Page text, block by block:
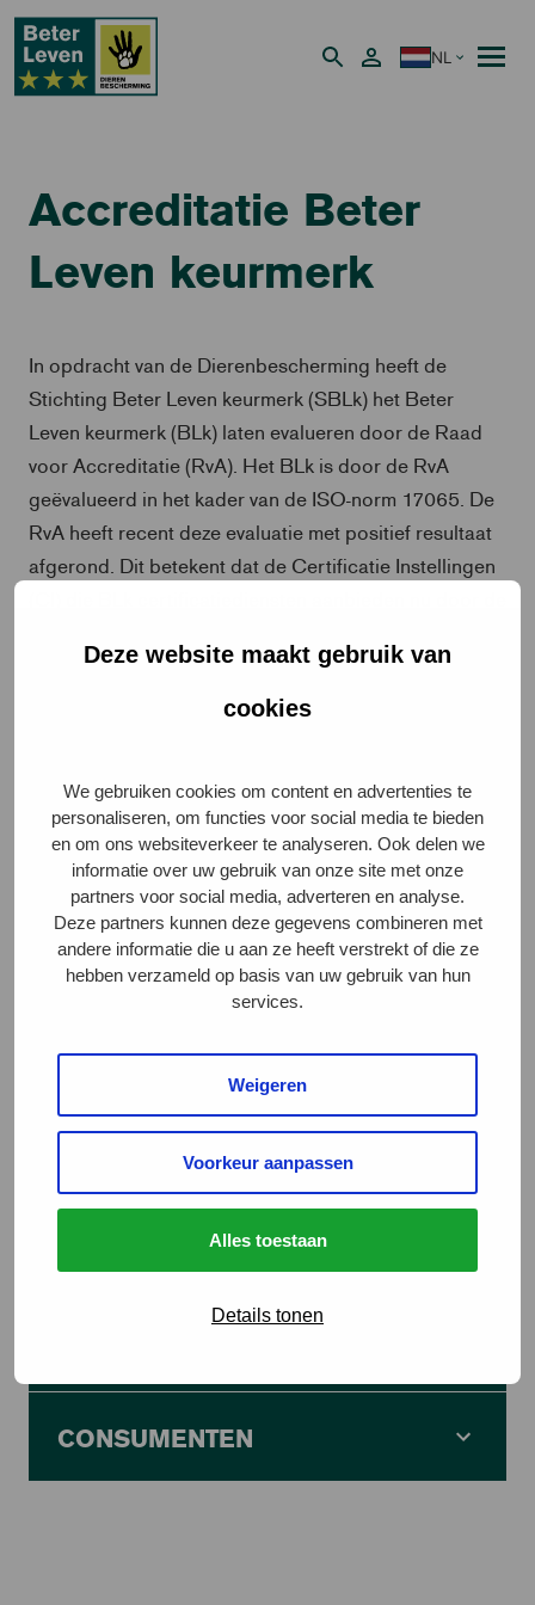
Deze website maakt gebruik van
cookies
We gebruiken cookies om content en advertenties te
personaliseren, om functies voor social media te bieden
en om ons websiteverkeer te analyseren. Ook delen we
informatie over uw gebruik van onze site met onze
partners voor social media, adverteren en analyse.
Deze partners kunnen deze gegevens combineren met
andere informatie die u aan ze heeft verstrekt of die ze
hebben verzameld op basis van uw gebruik van hun
services.
Weigeren
Voorkeur aanpassen
Alles toestaan
Details tonen
NL
Accreditatie Beter
Leven keurmerk
In opdracht van de Dierenbescherming heeft de
Stichting Beter Leven keurmerk (SBLk) het Beter
Leven keurmerk (BLk) laten evalueren door de Raad
voor Accreditatie (RvA). Het BLk is door de RvA
geëvalueerd in het kader van de ISO-norm 17065. De
RvA heeft recent deze evaluatie met positief resultaat
afgerond. Dit betekent dat de Certificatie Instellingen
van deze diensten. De SBLk heeft één CI gevraagd om
het voortouw te nemen, waarna de mogelijkheid wordt
De evaluatie heeft er wel toe geleid, dat het BLk
Certificatiereglement (CR) op een aantal punten is
aangepast. Het betreft geen ingrijpende
aanpassingen, maar is wel reden tot een herziene
versie van het CR. Deze nieuwe versie, nummer 8.0, is
te vinden op de website (BLk-Certificatiereglement-
Het CR bevat de werkwijze voor het toekennen van
BLk certificaten door CI’s, die daartoe door de SBLk
zijn aangewezen.
CONSUMENTEN